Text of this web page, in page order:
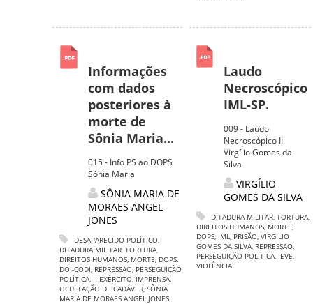
Informações
com dados
posteriores à
morte de
Sônia Maria...
015 - Info PS ao DOPS
Sônia Maria
SÔNIA MARIA DE
MORAES ANGEL
JONES
DESAPARECIDO POLÍTICO,
DITADURA MILITAR, TORTURA,
DIREITOS HUMANOS, MORTE, DOPS,
DOI-CODI, REPRESSAO, PERSEGUIÇÃO
POLÍTICA, II EXÉRCITO, IMPRENSA,
OCULTAÇÃO DE CADÁVER, SÔNIA
MARIA DE MORAES ANGEL JONES
Laudo
Necroscópico
IML-SP.
009 - Laudo
Necroscópico II
Virgílio Gomes da
Silva
VIRGÍLIO
GOMES DA SILVA
DITADURA MILITAR, TORTURA,
DIREITOS HUMANOS, MORTE,
DOPS, IML, PRISÃO, VIRGILIO
GOMES DA SILVA, REPRESSAO,
PERSEGUIÇÃO POLÍTICA, IEVE,
VIOLÊNCIA